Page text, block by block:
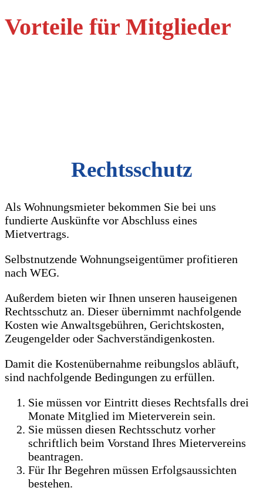
Vorteile für Mitglieder
Rechtsschutz
Als Wohnungsmieter bekommen Sie bei uns
fundierte Auskünfte vor Abschluss eines
Mietvertrags.
Selbstnutzende Wohnungseigentümer profitieren
nach WEG.
Außerdem bieten wir Ihnen unseren hauseigenen
Rechtsschutz an. Dieser übernimmt nachfolgende
Kosten wie Anwaltsgebühren, Gerichtskosten,
Zeugengelder oder Sachverständigenkosten.
Damit die Kostenübernahme reibungslos abläuft,
sind nachfolgende Bedingungen zu erfüllen.
Sie müssen vor Eintritt dieses Rechtsfalls drei
Monate Mitglied im Mieterverein sein.
Sie müssen diesen Rechtsschutz vorher
schriftlich beim Vorstand Ihres Mietervereins
beantragen.
Für Ihr Begehren müssen Erfolgsaussichten
bestehen.